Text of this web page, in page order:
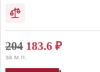
204 183.6 ₽
за м.п.